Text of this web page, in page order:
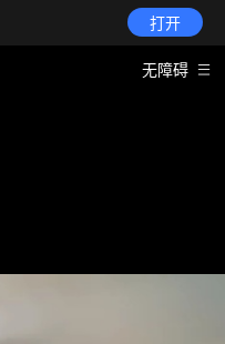
打开
无障碍